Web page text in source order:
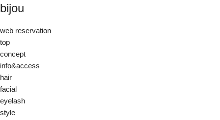
bijou
web reservation
top
concept
info&access
hair
facial
eyelash
style